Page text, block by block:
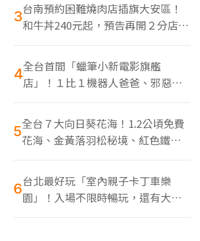
3台南預約困難燒肉店插旗大安區！
和牛丼240元起，預告再開２分店、
地點曝光
4全台首間「蠟筆小新電影旗艦
店」！１比１機器人爸爸、邪惡正
男，百款周邊買翻
5全台７大向日葵花海！1.2公頃免費
花海、金黃落羽松秘境、紅色鐵橋
同框
6台北最好玩「室內親子卡丁車樂
園」！入場不限時暢玩，還有大螢
幕Switch遊戲區